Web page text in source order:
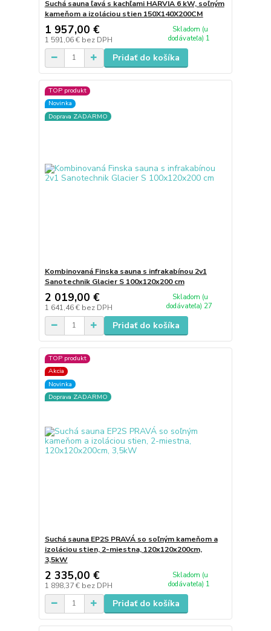
Suchá sauna ľavá s kachľami HARVIA 6 kW, soľným
kameňom a izoláciou stien 150X140X200CM
1 957,00 €
1 591,06 € bez DPH
Skladom (u
dodávateľa) 1
Pridať do košíka
TOP produkt
Novinka
Doprava ZADARMO
Kombinovaná Finska sauna s infrakabínou 2v1
Sanotechnik Glacier S 100x120x200 cm
2 019,00 €
1 641,46 € bez DPH
Skladom (u
dodávateľa) 27
Pridať do košíka
TOP produkt
Akcia
Novinka
Doprava ZADARMO
Suchá sauna EP2S PRAVÁ so soľným kameňom a
izoláciou stien, 2-miestna, 120x120x200cm,
3,5kW
2 335,00 €
1 898,37 € bez DPH
Skladom (u
dodávateľa) 1
Pridať do košíka